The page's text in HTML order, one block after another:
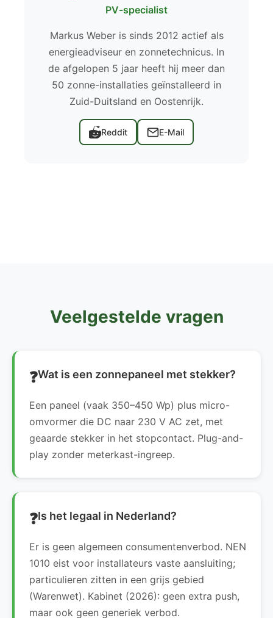
PV-specialist
Markus Weber is sinds 2012 actief als
energieadviseur en zonnetechnicus. In
de afgelopen 5 jaar heeft hij meer dan
50 zonne-installaties geïnstalleerd in
Zuid-Duitsland en Oostenrijk.
Reddit E-Mail
Veelgestelde vragen
Wat is een zonnepaneel met stekker?
Een paneel (vaak 350–450 Wp) plus micro-
omvormer die DC naar 230 V AC zet, met
geaarde stekker in het stopcontact. Plug-and-
play zonder meterkast-ingreep.
Is het legaal in Nederland?
Er is geen algemeen consumentenverbod. NEN
1010 eist voor installateurs vaste aansluiting;
particulieren zitten in een grijs gebied
(Warenwet). Kabinet (2026): geen extra push,
maar ook geen generiek verbod.